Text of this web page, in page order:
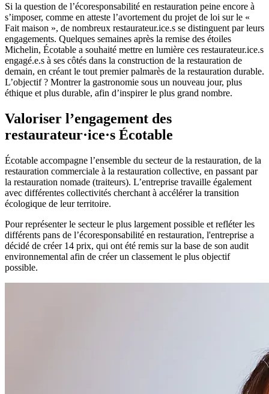
Si la question de l’écoresponsabilité en restauration peine encore à
s’imposer, comme en atteste l’avortement du projet de loi sur le «
Fait maison », de nombreux restaurateur.ice.s se distinguent par leurs
engagements. Quelques semaines après la remise des étoiles
Michelin, Écotable a souhaité mettre en lumière ces restaurateur.ice.s
engagé.e.s à ses côtés dans la construction de la restauration de
demain, en créant le tout premier palmarès de la restauration durable.
L’objectif ? Montrer la gastronomie sous un nouveau jour, plus
éthique et plus durable, afin d’inspirer le plus grand nombre.
Valoriser l’engagement des
restaurateur·ice·s Écotable
Écotable accompagne l’ensemble du secteur de la restauration, de la
restauration commerciale à la restauration collective, en passant par
la restauration nomade (traiteurs). L’entreprise travaille également
avec différentes collectivités cherchant à accélérer la transition
écologique de leur territoire.
Pour représenter le secteur le plus largement possible et refléter les
différents pans de l’écoresponsabilité en restauration, l'entreprise a
décidé de créer 14 prix, qui ont été remis sur la base de son audit
environnemental afin de créer un classement le plus objectif
possible.